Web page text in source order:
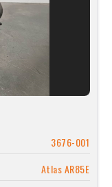
3676-001
Atlas AR85E